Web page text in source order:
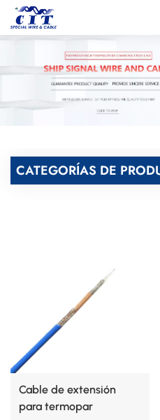
CIT SPECIAL CABLE Co., Ltd.
CATEGORÍAS DE
Cable de extensión
para termopar